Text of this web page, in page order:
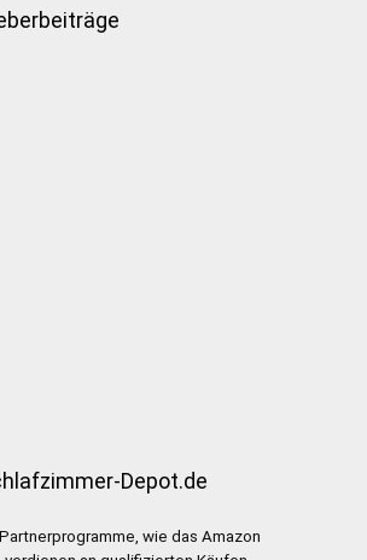
Depot.de
wie das Amazon